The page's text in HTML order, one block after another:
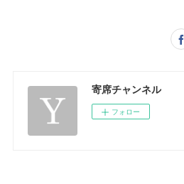
寄席チャンネル
フォロー